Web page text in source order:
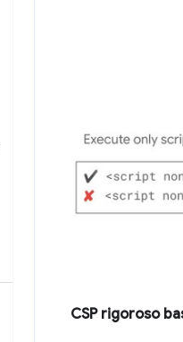
CSP rigoroso